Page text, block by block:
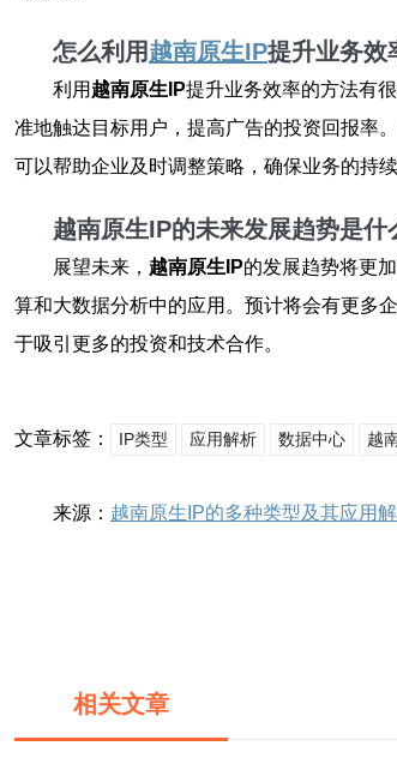
怎么利用越南原生IP提升业务效
利用 越南原生IP提升业务效率的方法有
准地触达目标用户，提高广告的投资回报率
可以帮助企业及时调整策略，确保业务的持续
越南原生IP的未来发展趋势是什
展望未来， 越南原生IP的发展趋势将更
算和大数据分析中的应用。预计将会有更多
于吸引更多的投资和技术合作。
文章标签： IP类型 应用解析 数据中心 越
来源： 越南原生IP的多种类型及其应用
相关文章